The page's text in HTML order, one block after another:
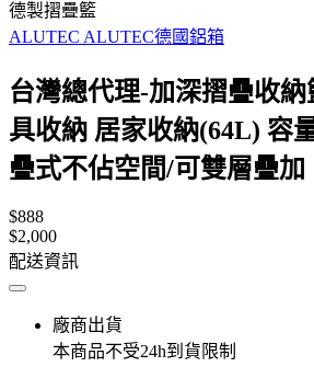
德製摺疊籃
ALUTEC ALUTEC德國鋁箱
台灣總代理-加深摺疊收
具收納 居家收納(64L) 容
疊式不佔空間/可雙層疊加
$888
$2,000
配送資訊
廠商出貨
本商品不受24h到貨限制